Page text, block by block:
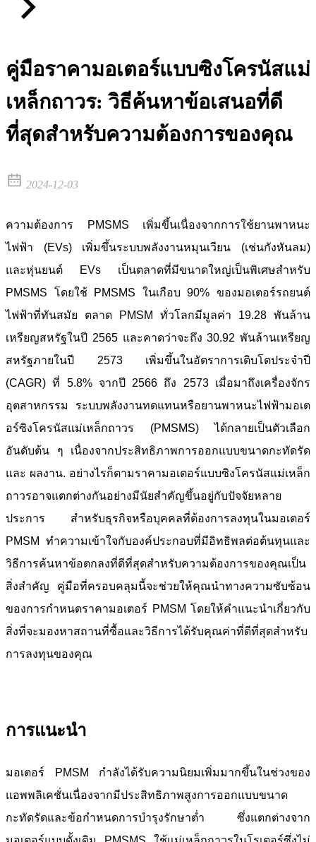
คู่มือราคามอเตอร์แบบซิงโครนัสแม่
เหล็กถาวร: วิธีค้นหาข้อเสนอที่ดี
ที่สุดสำหรับความต้องการของคุณ
2024-12-03
ความต้องการ PMSMS เพิ่มขึ้นเนื่องจากการใช้ยานพาหนะ
ไฟฟ้า (EVs) เพิ่มขึ้นระบบพลังงานหมุนเวียน (เช่นกังหันลม)
และหุ่นยนต์ EVs เป็นตลาดที่มีขนาดใหญ่เป็นพิเศษสำหรับ
PMSMS โดยใช้ PMSMS ในเกือบ 90% ของมอเตอร์รถยนต์
ไฟฟ้าที่ทันสมัย ตลาด PMSM ทั่วโลกมีมูลค่า 19.28 พันล้าน
เหรียญสหรัฐในปี 2565 และคาดว่าจะถึง 30.92 พันล้านเหรียญ
สหรัฐภายในปี 2573 เพิ่มขึ้นในอัตราการเติบโตประจำปี
(CAGR) ที่ 5.8% จากปี 2566 ถึง 2573 เมื่อมาถึงเครื่องจักร
อุตสาหกรรม ระบบพลังงานทดแทนหรือยานพาหนะไฟฟ้ามอเต
อร์ซิงโครนัสแม่เหล็กถาวร (PMSMS) ได้กลายเป็นตัวเลือก
อันดับต้น ๆ เนื่องจากประสิทธิภาพการออกแบบขนาดกะทัดรัด
และ ผลงาน. อย่างไรก็ตามราคามอเตอร์แบบซิงโครนัสแม่เหล็ก
ถาวรอาจแตกต่างกันอย่างมีนัยสำคัญขึ้นอยู่กับปัจจัยหลาย
ประการ สำหรับธุรกิจหรือบุคคลที่ต้องการลงทุนในมอเตอร์
PMSM ทำความเข้าใจกับองค์ประกอบที่มีอิทธิพลต่อต้นทุนและ
วิธีการค้นหาข้อตกลงที่ดีที่สุดสำหรับความต้องการของคุณเป็น
สิ่งสำคัญ คู่มือที่ครอบคลุมนี้จะช่วยให้คุณนำทางความซับซ้อน
ของการกำหนดราคามอเตอร์ PMSM โดยให้คำแนะนำเกี่ยวกับ
สิ่งที่จะมองหาสถานที่ซื้อและวิธีการได้รับคุณค่าที่ดีที่สุดสำหรับ
การลงทุนของคุณ
การแนะนำ
มอเตอร์ PMSM กำลังได้รับความนิยมเพิ่มมากขึ้นในช่วงของ
แอพพลิเคชั่นเนื่องจากมีประสิทธิภาพสูงการออกแบบขนาด
กะทัดรัดและข้อกำหนดการบำรุงรักษาต่ำ ซึ่งแตกต่างจาก